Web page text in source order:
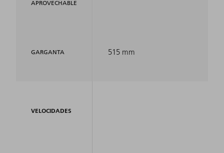
APROVECHABLE
GARGANTA
VELOCIDADES
515 mm